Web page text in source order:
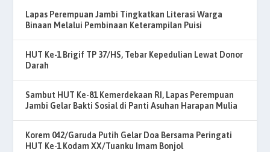
Lapas Perempuan Jambi Tingkatkan Literasi Warga
Binaan Melalui Pembinaan Keterampilan Puisi
HUT Ke-1 Brigif TP 37/HS, Tebar Kepedulian Lewat Donor
Darah
Sambut HUT Ke-81 Kemerdekaan RI, Lapas Perempuan
Jambi Gelar Bakti Sosial di Panti Asuhan Harapan Mulia
Korem 042/Garuda Putih Gelar Doa Bersama Peringati
HUT Ke-1 Kodam XX/Tuanku Imam Bonjol